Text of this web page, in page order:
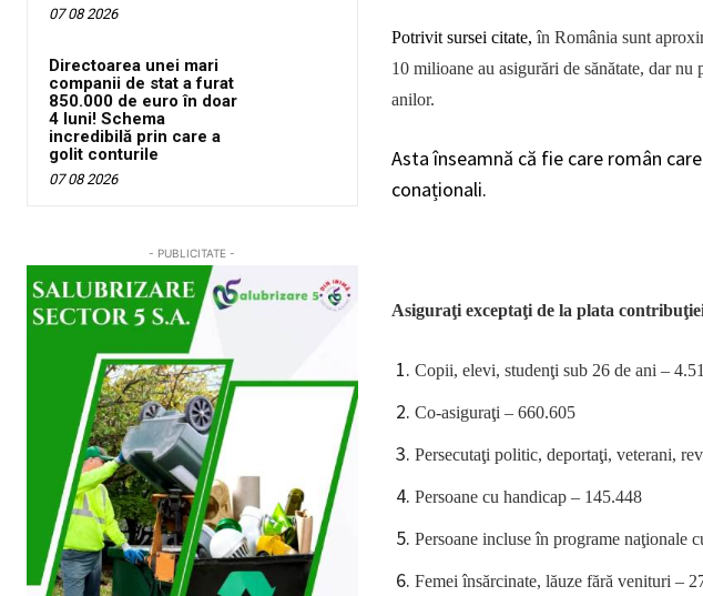
07 08 2026
Directoarea unei mari
companii de stat a furat
850.000 de euro în doar
4 luni! Schema
incredibilă prin care a
golit conturile
07 08 2026
- PUBLICITATE -
Potrivit sursei citate,în România sunt
10 milioane au asigurări de sănătate, dar nu
anilor.
Asta înseamnă că fie care român
conaționali.
Asiguraţi exceptaţi de la plata
Copii, elevi, studenţi sub 26 de ani –
Co-asiguraţi – 660.605
Persecutaţi politic, deportaţi, veterani,
Persoane cu handicap – 145.448
Persoane incluse în programe naţionale
Femei însărcinate, lăuze fără venituri –